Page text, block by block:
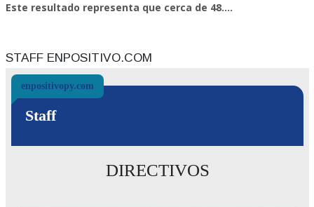
Este resultado representa que cerca de 48....
STAFF ENPOSITIVO.COM